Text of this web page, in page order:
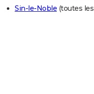
Art de vivre
Bien-être
Loisirs
Mode
Modes de vie
SANTE
Sin-le-Noble (toutes